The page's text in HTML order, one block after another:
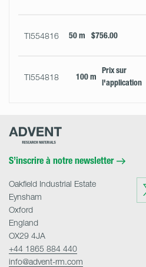
TI554816 50 m $756.00
TI554818 100 m
Prix ​​sur
l'application
Advent
S’inscrire à notre newsletter
on
Oakfield Industrial Estate
Eynsham
Oxford
England
OX29 4JA
+44 1865 884 440
info@advent-rm.com